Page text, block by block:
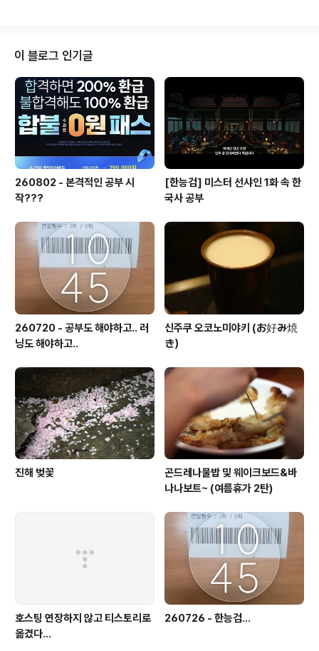
니메이션 4편정도 본듯 -_- 물론 딴짓도 함께) # 야구 경
기는 5시이었기 때문에 차이나 타운을 먼저 들러서 유명한
곳에서 짜장면을 먹으러 고고싱 젤 유명하다는 공화춘에
가서 먹었는데 건물 사진은 하나도 못찍었다 ㅋ (배고파서
-_-) 우린 그냥 저렴하게 탕수육과 그-_-냥-_- 짜장면 먹
었다 탕수육은 좀 다른듯 짜장면은 ..
이 블로그 인기글
260802 - 본격적인 공부 시
작???
[한능검] 미스터 선샤인 1화 속 한
국사 공부
260720 - 공부도 해야하고.. 러
닝도 해야하고..
신주쿠 오코노미야키 (お好み焼
き）
진해 벚꽃
곤드레나물밥 및 웨이크보드&바
나나보트~ (여름휴가 2탄)
호스팅 연장하지 않고 티스토리로
옮겼다...
260726 - 한능검...